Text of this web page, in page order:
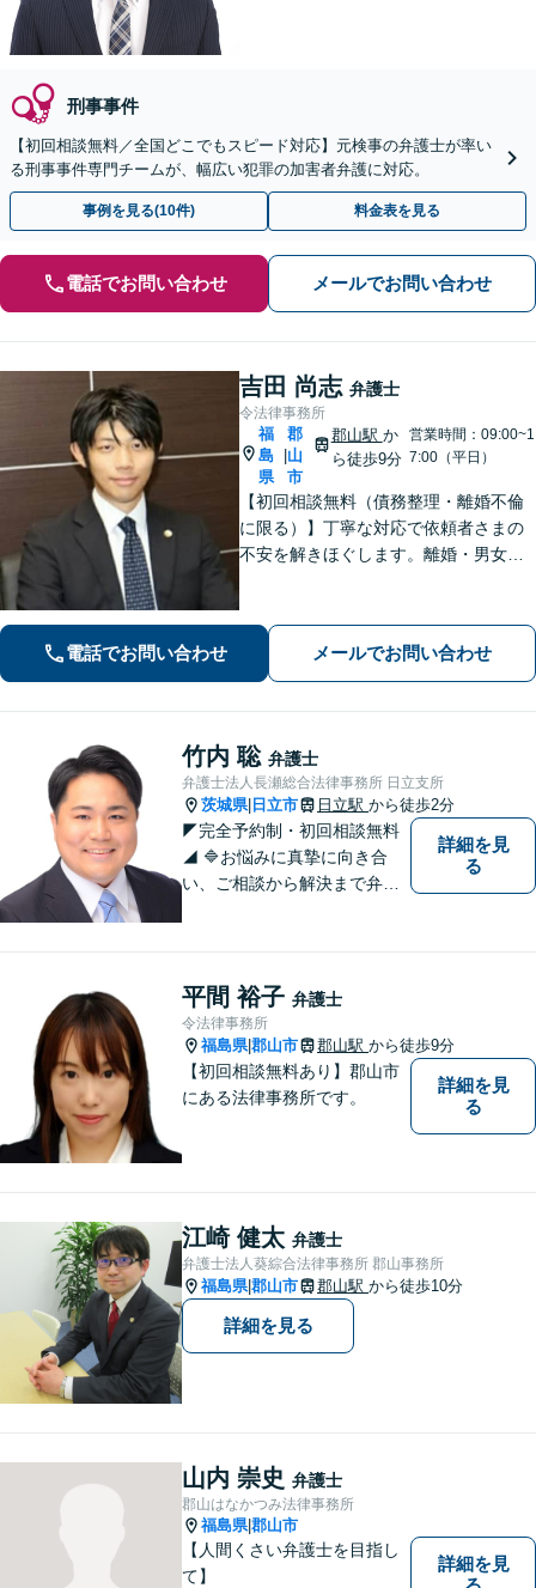
刑事事件
【初回相談無料／全国どこでもスピード対応】元検事の弁護士が率い
る刑事事件専門チームが、幅広い犯罪の加害者弁護に対応。
事例を見る(10件) 料金表を見る
電話でお問い合わせ メールでお問い合わせ
吉田 尚志 弁護士
令法律事務所
福
島
県
郡
山
市
郡山駅 か
ら徒歩9分
営業時間：09:00~1
7:00（平日）
【初回相談無料（債務整理・離婚不倫
に限る）】丁寧な対応で依頼者さまの
不安を解きほぐします。離婚・男女問
え込まずお気軽にご相談ください。
【分割払い可能】
電話でお問い合わせ メールでお問い合わせ
竹内 聡 弁護士
弁護士法人長瀬総合法律事務所 日立支所
茨城県| 日立市 日立駅 から徒歩2分
◤完全予約制・初回相談無料
◢ 🔷お悩みに真摯に向き合
い、ご相談から解決まで弁護
安心の第一歩を踏み出しまし
ょう。お気軽にお問い合わせ
ください。
詳細を見
る
平間 裕子 弁護士
令法律事務所
福島県|郡山市 郡山駅 から徒歩9分
【初回相談無料あり】郡山市
にある法律事務所です。
詳細を見
る
江崎 健太 弁護士
弁護士法人葵綜合法律事務所 郡山事務所
福島県|郡山市 郡山駅 から徒歩10分
詳細を見る
山内 崇史 弁護士
郡山はなかつみ法律事務所
福島県|郡山市
【人間くさい弁護士を目指し
て】
詳細を見